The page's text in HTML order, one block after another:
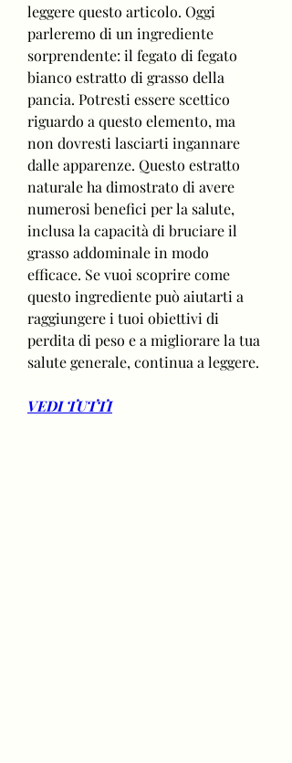
leggere questo articolo. Oggi
parleremo di un ingrediente
sorprendente: il fegato di fegato
bianco estratto di grasso della
pancia. Potresti essere scettico
riguardo a questo elemento, ma
non dovresti lasciarti ingannare
dalle apparenze. Questo estratto
naturale ha dimostrato di avere
numerosi benefici per la salute,
inclusa la capacità di bruciare il
grasso addominale in modo
efficace. Se vuoi scoprire come
questo ingrediente può aiutarti a
raggiungere i tuoi obiettivi di
perdita di peso e a migliorare la tua
salute generale, continua a leggere.
VEDI TUTTI